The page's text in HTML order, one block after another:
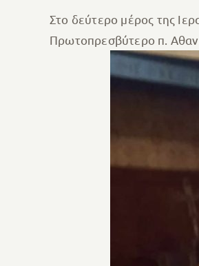
Στο δεύτερο μέρος της
Πρωτοπρεσβύτερο π.